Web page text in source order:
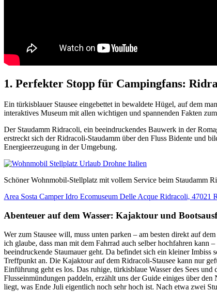
1. Perfekter Stopp für Campingfans:
Ein türkisblauer Stausee eingebettet in bewaldete Hügel, auf dem
interaktives Museum mit allen wichtigen und spannenden Fakten
Der Staudamm Ridracoli, ein beeindruckendes Bauwerk in der
erstreckt sich der Ridracoli-Staudamm über den Fluss Bidente und
Energieerzeugung in der Umgebung.
Schöner Wohnmobil-Stellplatz mit vollem Service beim Staudamm
Area Sosta Camper Idro Ecomuseum Delle Acque Ridracoli, 47021
Abenteuer auf dem Wasser: Kajaktour und
Wer zum Stausee will, muss unten parken – am besten direkt auf
ich glaube, dass man mit dem Fahrrad auch selber hochfahren kann
beeindruckende Staumauer geht. Da befindet sich ein kleiner
Treffpunkt an. Die Kajaktour auf dem Ridracoli-Stausee kann nur
Einführung geht es los. Das ruhige, türkisblaue Wasser des Sees
Flusseinmündungen paddeln, erzählt uns der Guide einiges über
liegt, was Ende Juli eigentlich noch sehr hoch ist. Nach etwa zwei